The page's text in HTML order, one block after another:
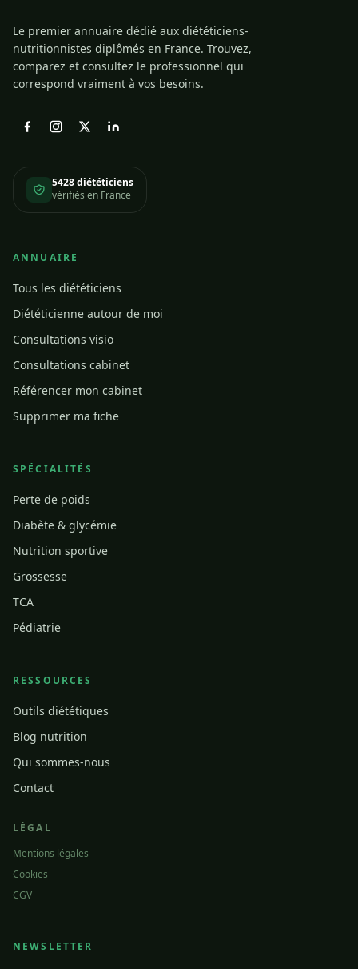
Le premier annuaire dédié aux diététiciens-
nutritionnistes diplômés en France. Trouvez,
comparez et consultez le professionnel qui
correspond vraiment à vos besoins.
5428 diététiciens
vérifiés en France
ANNUAIRE
Tous les diététiciens
Diététicienne autour de moi
Consultations visio
Consultations cabinet
Référencer mon cabinet
Supprimer ma fiche
SPÉCIALITÉS
Perte de poids
Diabète & glycémie
Nutrition sportive
Grossesse
TCA
Pédiatrie
RESSOURCES
Outils diététiques
Blog nutrition
Qui sommes-nous
Contact
LÉGAL
Mentions légales
Cookies
CGV
NEWSLETTER